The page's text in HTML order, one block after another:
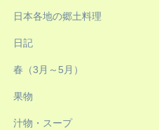
日本各地の郷土料理
日記
春（3月～5月）
果物
汁物・スープ